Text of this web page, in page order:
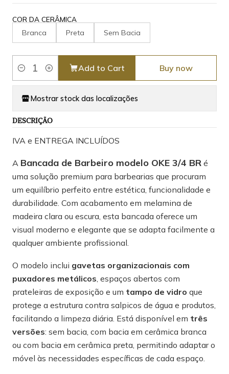
COR DA CERÂMICA
Branca Preta Sem Bacia
Quantity
Add to Cart Buy now
Mostrar stock das localizações
DESCRIÇÃO
IVA e ENTREGA INCLUÍDOS
A Bancada de Barbeiro modelo OKE 3/4 BR é
uma solução premium para barbearias que procuram
um equilíbrio perfeito entre estética, funcionalidade e
durabilidade. Com acabamento em melamina de
madeira clara ou escura, esta bancada oferece um
visual moderno e elegante que se adapta facilmente a
qualquer ambiente profissional.
O modelo inclui gavetas organizacionais com
puxadores metálicos, espaços abertos com
prateleiras de exposição e um tampo de vidro que
protege a estrutura contra salpicos de água e produtos,
facilitando a limpeza diária. Está disponível em três
versões: sem bacia, com bacia em cerâmica branca
ou com bacia em cerâmica preta, permitindo adaptar o
móvel às necessidades específicas de cada espaço.